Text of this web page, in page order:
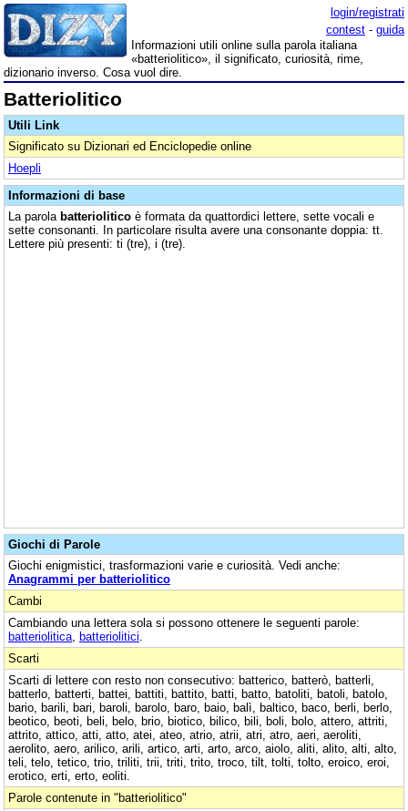
login/registrati
contest - guida
Informazioni utili online sulla parola italiana
«batteriolitico», il significato, curiosità, rime,
dizionario inverso. Cosa vuol dire.
Batteriolitico
Utili Link
Significato su Dizionari ed Enciclopedie online
Hoepli
Informazioni di base
La parola batteriolitico è formata da quattordici lettere, sette vocali e
sette consonanti. In particolare risulta avere una consonante doppia: tt.
Lettere più presenti: ti (tre), i (tre).
Giochi di Parole
Giochi enigmistici, trasformazioni varie e curiosità. Vedi anche:
Anagrammi per batteriolitico
Cambi
Cambiando una lettera sola si possono ottenere le seguenti parole:
batteriolitica batteriolitici
Scarti
Scarti di lettere con resto non consecutivo: batterico, batterò, batterli,
batterlo, batterti, battei, battiti, battito, batti, batto, batoliti, batoli, batolo,
bario, barili, bari, baroli, barolo, baro, baio, balì, baltico, baco, berli, berlo,
beotico, beoti, beli, belo, brio, biotico, bilico, bili, boli, bolo, attero, attriti,
attrito, attico, atti, atto, atei, ateo, atrio, atrii, atri, atro, aeri, aeroliti,
aerolito, aero, arilico, arili, artico, arti, arto, arco, aiolo, aliti, alito, alti, alto,
teli, telo, tetico, trio, triliti, trii, triti, trito, troco, tilt, tolti, tolto, eroico, eroi,
erotico, erti, erto, eoliti.
Parole contenute in "batteriolitico"